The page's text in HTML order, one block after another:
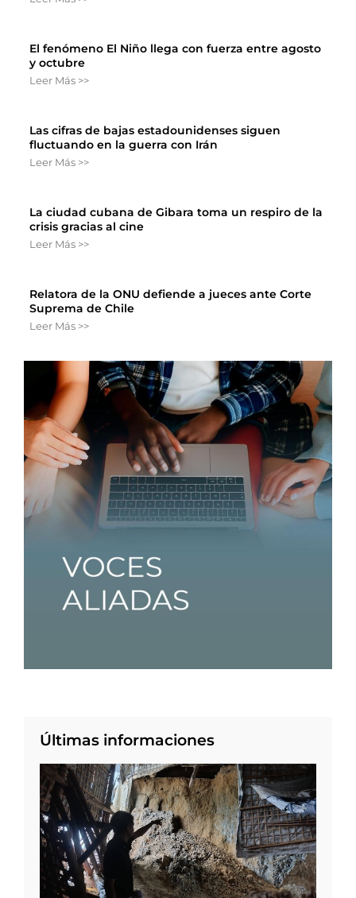
El fenómeno El Niño llega con fuerza entre agosto
y octubre
Leer Más >>
Las cifras de bajas estadounidenses siguen
fluctuando en la guerra con Irán
Leer Más >>
La ciudad cubana de Gibara toma un respiro de la
crisis gracias al cine
Leer Más >>
Relatora de la ONU defiende a jueces ante Corte
Suprema de Chile
Leer Más >>
Últimas informaciones